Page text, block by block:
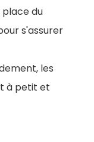
place du
s'assurer
les
à petit et